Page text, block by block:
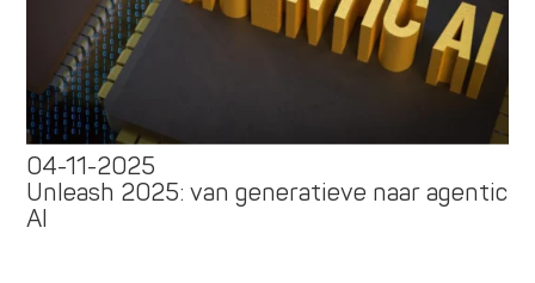
04-11-2025
Unleash 2025: van generatieve naar agentic
AI